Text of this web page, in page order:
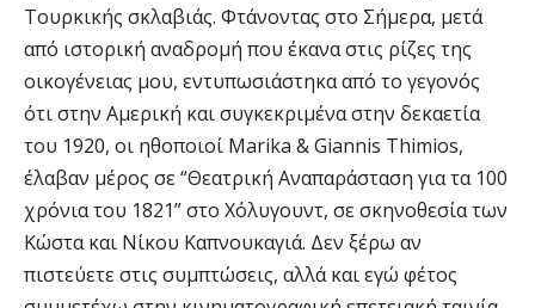
Τουρκικής σκλαβιάς. Φτάνοντας στο Σήμερα, μετά
από ιστορική αναδρομή που έκανα στις ρίζες της
οικογένειας μου, εντυπωσιάστηκα από το γεγονός
ότι στην Αμερική και συγκεκριμένα στην δεκαετία
του 1920, οι ηθοποιοί Marika & Giannis Thimios,
έλαβαν μέρος σε “Θεατρική Αναπαράσταση για τα 100
χρόνια του 1821” στο Χόλυγουντ, σε σκηνοθεσία των
Κώστα και Νίκου Καπνουκαγιά. Δεν ξέρω αν
πιστεύετε στις συμπτώσεις, αλλά και εγώ φέτος